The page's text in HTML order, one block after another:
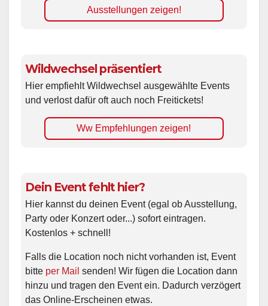
Ausstellungen zeigen!
Wildwechsel präsentiert
Hier empfiehlt Wildwechsel ausgewählte Events
und verlost dafür oft auch noch Freitickets!
Ww Empfehlungen zeigen!
Dein Event fehlt hier?
Hier kannst du deinen Event (egal ob Ausstellung,
Party oder Konzert oder...) sofort eintragen.
Kostenlos + schnell!
Falls die Location noch nicht vorhanden ist, Event
bitte per Mail senden! Wir fügen die Location dann
hinzu und tragen den Event ein. Dadurch verzögert
das Online-Erscheinen etwas.